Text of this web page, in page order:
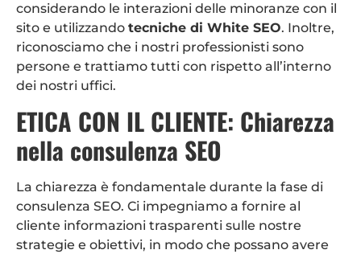
considerando le interazioni delle minoranze con il
sito e utilizzando tecniche di White SEO. Inoltre,
riconosciamo che i nostri professionisti sono
persone e trattiamo tutti con rispetto all’interno
dei nostri uffici.
ETICA CON IL CLIENTE: Chiarezza
nella consulenza SEO
La chiarezza è fondamentale durante la fase di
consulenza SEO. Ci impegniamo a fornire al
cliente informazioni trasparenti sulle nostre
strategie e obiettivi, in modo che possano avere